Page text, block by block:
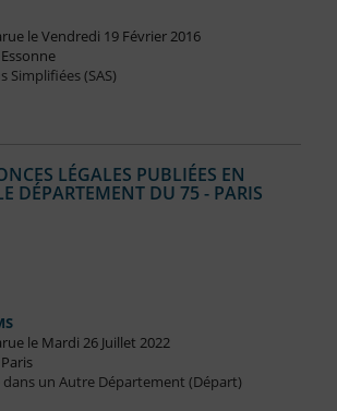
le Vendredi 19 Février 2016
Simplifiées (SAS)
LÉGALES PUBLIÉES EN
DÉPARTEMENT DU 75 - PARIS
le Mardi 26 Juillet 2022
dans un Autre Département (Départ)